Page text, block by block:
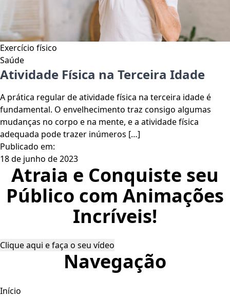
Exercício físico
Saúde
Atividade Física na Terceira Idade
A prática regular de atividade física na terceira idade é
fundamental. O envelhecimento traz consigo algumas
mudanças no corpo e na mente, e a atividade física
adequada pode trazer inúmeros […]
Publicado em:
18 de junho de 2023
Atraia e Conquiste seu
Público com Animações
Incríveis!
Clique aqui e faça o seu vídeo
Navegação
Início